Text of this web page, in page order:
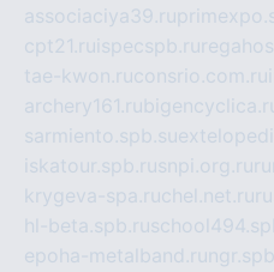
associaciya39.ru
cpt21.ru ispecspb.ru
tae-kwon.ruconsrio.com.ru
archery161.ru
sarmiento.spb.su
iskatour.spb.rusnpi.org.ru
krygeva-spa.ruchel.net.ru
hl-beta.spb.ru
epoha-metalband.ru